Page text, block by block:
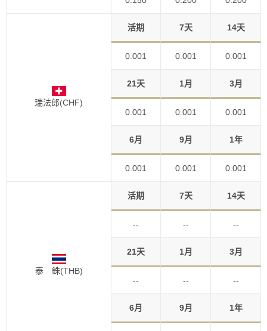
瑞法郎(CHF)
活期 7天 14天
0.001 0.001 0.001
21天 1月 3月
0.001 0.001 0.001
6月 9月 1年
0.001 0.001 0.001
泰 銖(THB)
活期 7天 14天
-- -- --
21天 1月 3月
-- -- --
6月 9月 1年